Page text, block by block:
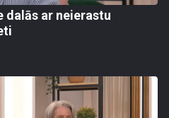
dalās ar neierastu